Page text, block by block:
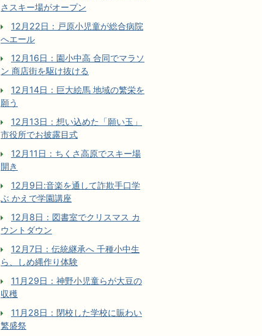
さスキー場がオープン
12月22日：戸原小児童が総合病院
へエール
12月16日：園小中高 合同でマラソ
ン 商店街を駆け抜ける
12月14日：巨大絵馬 地域の繁栄を
願う
12月13日：想い込めた「願い玉」
市役所でお披露目式
12月11日：ちくさ高原でスキー場
開き
12月9日:音楽を通して詐欺手口学
ぶ かえで学園講座
12月8日：図書室でクリスマス カ
ウントダウン
12月7日：伝統継承へ 千種小中生
ら、しめ縄作り体験
11月29日：神野小児童らが大豆の
収穫
11月28日：閉校した学校に賑わい
繁盛祭